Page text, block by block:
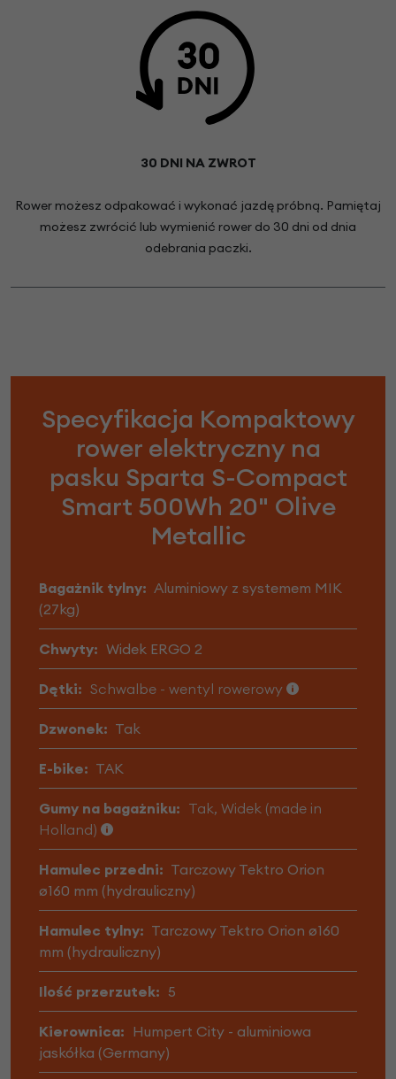
30 DNI NA ZWROT
Rower możesz odpakować i wykonać jazdę próbną. Pamiętaj
możesz zwrócić lub wymienić rower do 30 dni od dnia
odebrania paczki.
Specyfikacja Kompaktowy
rower elektryczny na
pasku Sparta S-Compact
Smart 500Wh 20" Olive
Metallic
Bagażnik tylny: Aluminiowy z systemem MIK
(27kg)
Chwyty: Widek ERGO 2
Dętki: Schwalbe - wentyl rowerowy
Dzwonek: Tak
E-bike: TAK
Gumy na bagażniku: Tak, Widek (made in
Holland)
Hamulec przedni: Tarczowy Tektro Orion
ø160 mm (hydrauliczny)
Hamulec tylny: Tarczowy Tektro Orion ø160
mm (hydrauliczny)
Ilość przerzutek: 5
Kierownica: Humpert City - aluminiowa
jaskółka (Germany)